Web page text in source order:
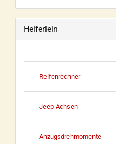
Helferlein
Reifenrechner
Jeep-Achsen
Anzugsdrehmomente